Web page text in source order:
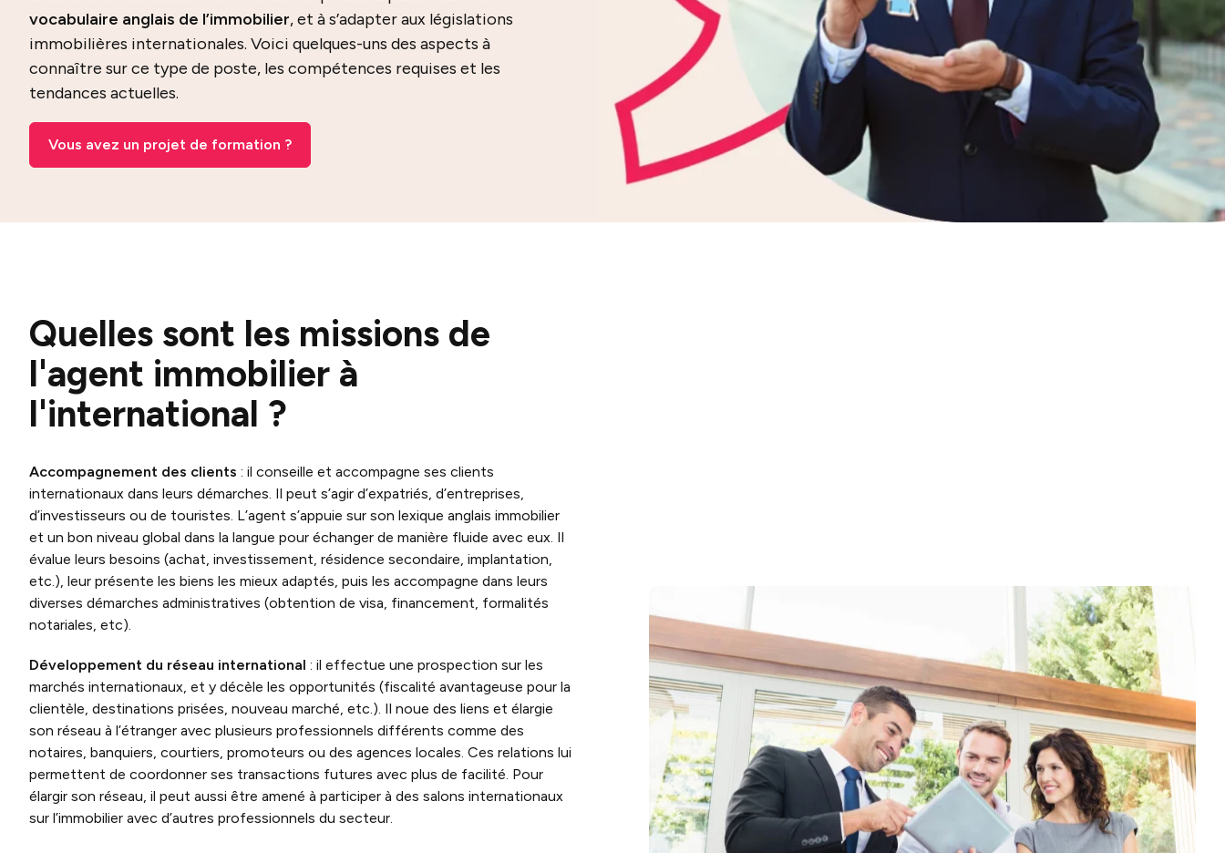
vocabulaire anglais de l’immobilier, et à s’adapter aux législations
immobilières internationales. Voici quelques-uns des aspects à
connaître sur ce type de poste, les compétences requises et les
tendances actuelles.
Vous avez un projet de formation ?
Quelles sont les missions de
l'agent immobilier à
l'international ?
Accompagnement des clients : il conseille et accompagne ses clients
internationaux dans leurs démarches. Il peut s’agir d’expatriés, d’entreprises,
d’investisseurs ou de touristes. L’agent s’appuie sur son lexique anglais immobilier
et un bon niveau global dans la langue pour échanger de manière fluide avec eux. Il
évalue leurs besoins (achat, investissement, résidence secondaire, implantation,
etc.), leur présente les biens les mieux adaptés, puis les accompagne dans leurs
diverses démarches administratives (obtention de visa, financement, formalités
notariales, etc).
Développement du réseau international : il effectue une prospection sur les
marchés internationaux, et y décèle les opportunités (fiscalité avantageuse pour la
clientèle, destinations prisées, nouveau marché, etc.). Il noue des liens et élargie
son réseau à l’étranger avec plusieurs professionnels différents comme des
notaires, banquiers, courtiers, promoteurs ou des agences locales. Ces relations lui
permettent de coordonner ses transactions futures avec plus de facilité. Pour
élargir son réseau, il peut aussi être amené à participer à des salons internationaux
sur l’immobilier avec d’autres professionnels du secteur.